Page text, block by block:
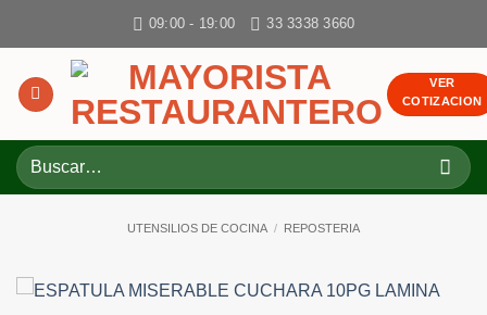
09:00 - 19:00 33 3338 3660
VER
COTIZACION
Buscar
por:
UTENSILIOS DE COCINA / REPOSTERIA